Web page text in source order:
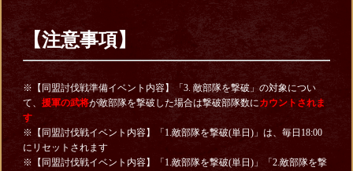
【注意事項】
※【同盟討伐戦準備イベント内容】「3. 敵部隊を撃破」の対象につい
て、 援軍の武将が敵部隊を撃破した場合は撃破部隊数にカウントされま
す
※【同盟討伐戦イベント内容】「1.敵部隊を撃破(単日)」は、毎日18:00
にリセットされます
※【同盟討伐戦イベント内容】「1.敵部隊を撃破(単日)」「2.敵部隊を撃